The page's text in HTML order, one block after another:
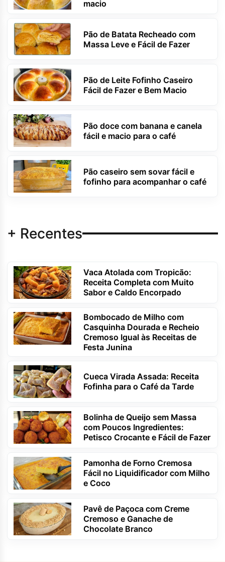
macio
Pão de Batata Recheado com
Massa Leve e Fácil de Fazer
Pão de Leite Fofinho Caseiro
Fácil de Fazer e Bem Macio
Pão doce com banana e canela
fácil e macio para o café
Pão caseiro sem sovar fácil e
fofinho para acompanhar o café
+ Recentes
Vaca Atolada com Tropicão:
Receita Completa com Muito
Sabor e Caldo Encorpado
Bombocado de Milho com
Casquinha Dourada e Recheio
Cremoso Igual às Receitas de
Festa Junina
Cueca Virada Assada: Receita
Fofinha para o Café da Tarde
Bolinha de Queijo sem Massa
com Poucos Ingredientes:
Petisco Crocante e Fácil de Fazer
Pamonha de Forno Cremosa
Fácil no Liquidificador com Milho
e Coco
Pavê de Paçoca com Creme
Cremoso e Ganache de
Chocolate Branco